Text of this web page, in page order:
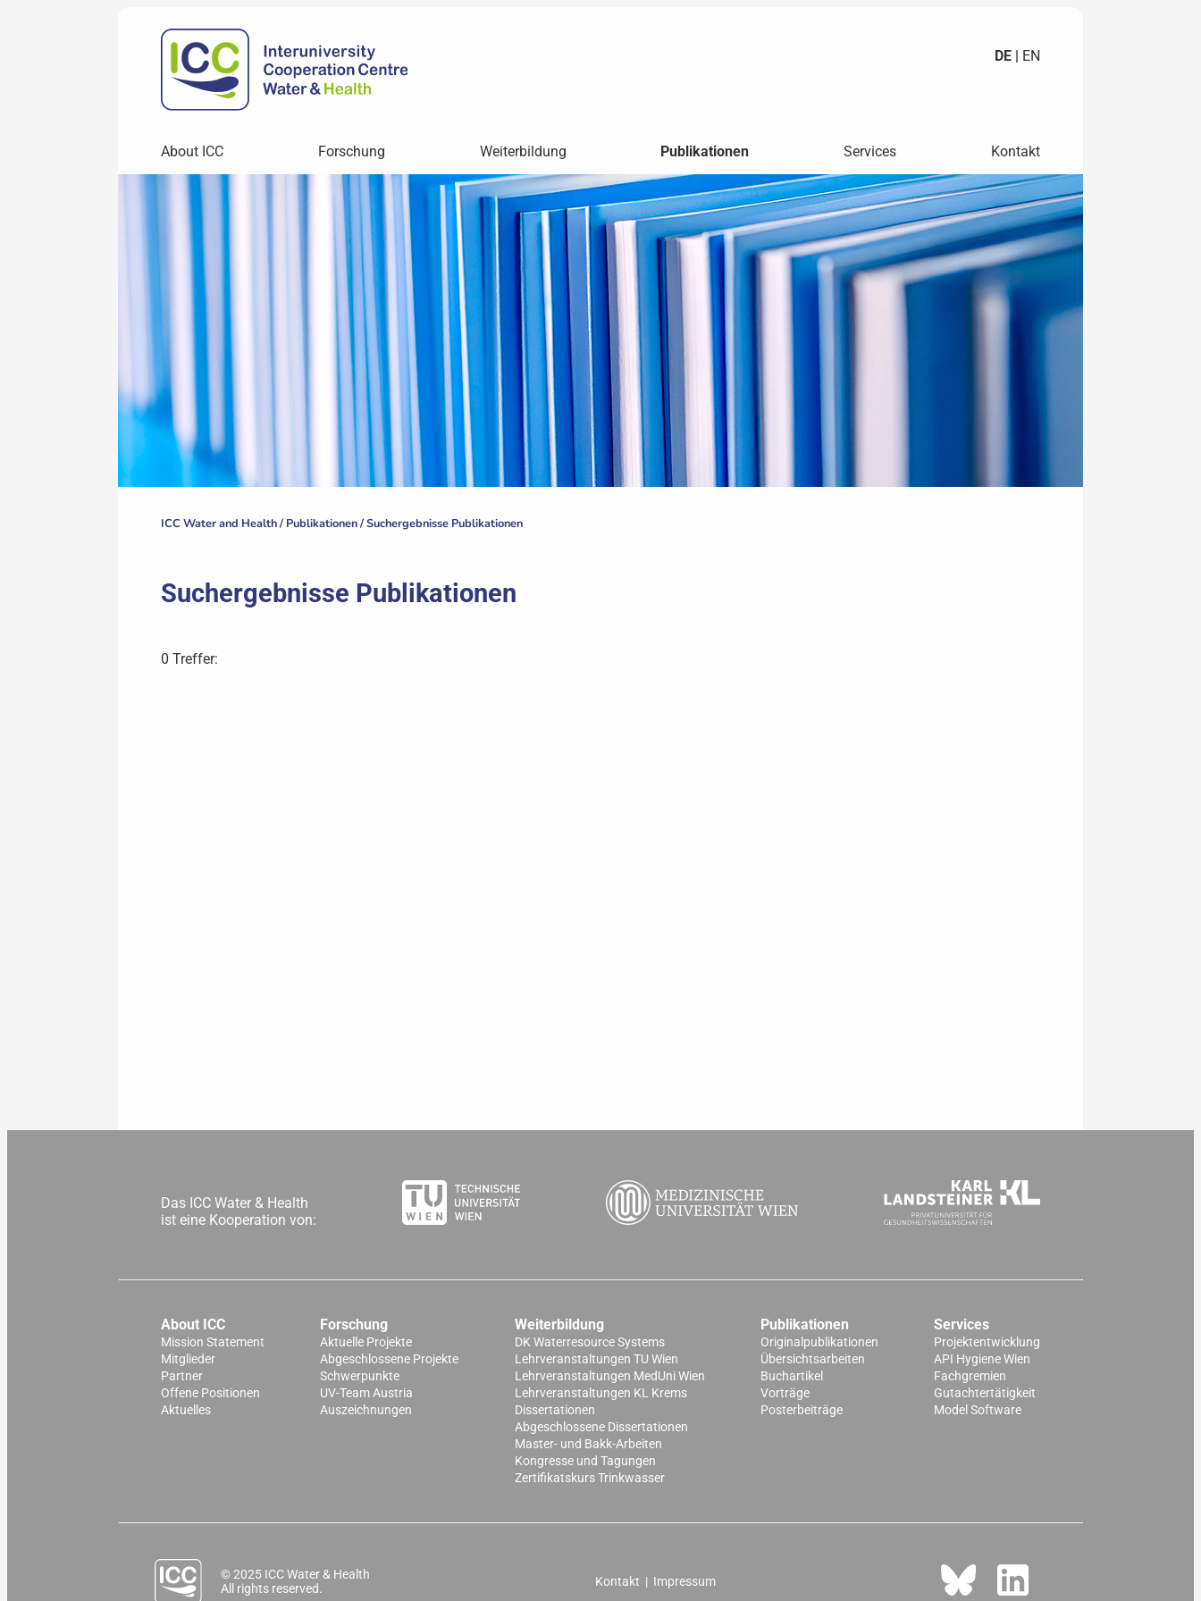
DE | EN
About ICC Forschung Weiterbildung Publikationen Services Kontakt
ICC Water and Health / Publikationen/Suchergebnisse Publikationen
Suchergebnisse Publikationen
0 Treffer:
Das ICC Water & Health
ist eine Kooperation von:
About ICC
Mission Statement
Mitglieder
Partner
Offene Positionen
Aktuelles
Forschung
Aktuelle Projekte
Abgeschlossene Projekte
Schwerpunkte
UV-Team Austria
Auszeichnungen
Weiterbildung
DK Waterresource Systems
Lehrveranstaltungen TU Wien
Lehrveranstaltungen MedUni Wien
Lehrveranstaltungen KL Krems
Dissertationen
Abgeschlossene Dissertationen
Master- und Bakk-Arbeiten
Kongresse und Tagungen
Zertifikatskurs Trinkwasser
Publikationen
Originalpublikationen
Übersichtsarbeiten
Buchartikel
Vorträge
Posterbeiträge
Services
Projektentwicklung
API Hygiene Wien
Fachgremien
Gutachtertätigkeit
Model Software
© 2025 ICC Water & Health
All rights reserved.
Kontakt | Impressum